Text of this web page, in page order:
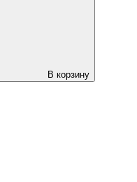
В корзину